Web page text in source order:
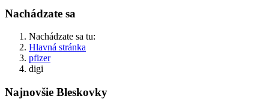
Nachádzate sa
Nachádzate sa tu:
Hlavná stránka
pfizer
digi
Najnovšie Bleskovky